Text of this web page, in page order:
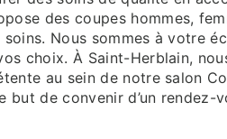
des coupes hommes,
Nous sommes à votre
choix. À Saint-Herblain,
au sein de notre salon
de convenir d’un rendez-